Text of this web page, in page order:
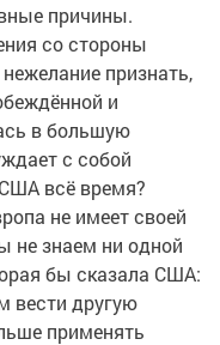
причины.
со стороны
признать,
и
в большую
с собой
всё время?
не имеет своей
не знаем ни одной
бы сказала США:
вести другую
применять